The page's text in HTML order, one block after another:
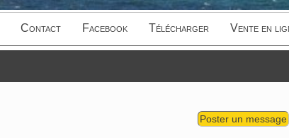
Contact Facebook Télécharger Vente en
Poster un message